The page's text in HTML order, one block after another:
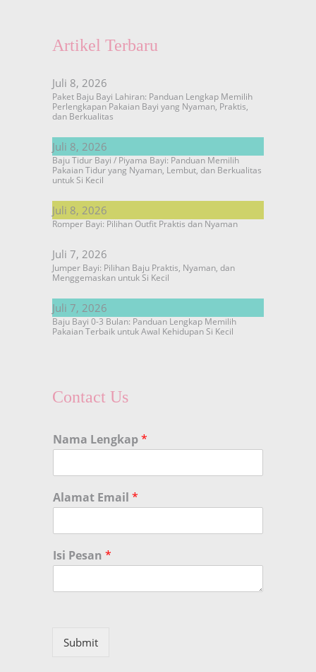
Artikel Terbaru
Juli 8, 2026
Paket Baju Bayi Lahiran: Panduan Lengkap Memilih
Perlengkapan Pakaian Bayi yang Nyaman, Praktis,
dan Berkualitas
Juli 8, 2026
Baju Tidur Bayi / Piyama Bayi: Panduan Memilih
Pakaian Tidur yang Nyaman, Lembut, dan Berkualitas
untuk Si Kecil
Juli 8, 2026
Romper Bayi: Pilihan Outfit Praktis dan Nyaman
Juli 7, 2026
Jumper Bayi: Pilihan Baju Praktis, Nyaman, dan
Menggemaskan untuk Si Kecil
Juli 7, 2026
Baju Bayi 0-3 Bulan: Panduan Lengkap Memilih
Pakaian Terbaik untuk Awal Kehidupan Si Kecil
Contact Us
Nama Lengkap*
Alamat Email *
Isi Pesan *
Submit